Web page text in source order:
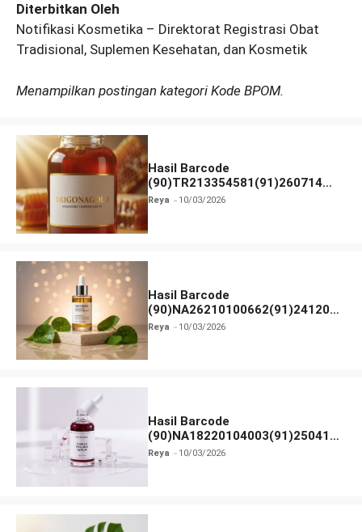
Diterbitkan Oleh
Notifikasi Kosmetika – Direktorat Registrasi Obat
Tradisional, Suplemen Kesehatan, dan Kosmetik
Menampilkan postingan kategori Kode BPOM.
Hasil Barcode
(90)TR213354581(91)260714
dan Izin BPOM
Reya 10/03/2026
Hasil Barcode
(90)NA26210100662(91)241203
dan Izin BPOM
Reya 10/03/2026
Hasil Barcode
(90)NA18220104003(91)250418
dan Izin BPOM
Reya 10/03/2026